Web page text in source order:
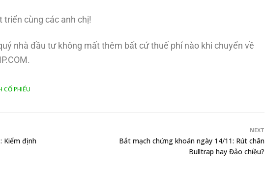
triển cùng các anh chị!
nhà đầu tư không mất thêm bất cứ thuế phí nào khi chuyển về
CỔ PHIẾU
Kiểm định
NEXT
Bắt mạch chứng khoán ngày 14/11: Rút chân
Bulltrap hay Đảo chiều?